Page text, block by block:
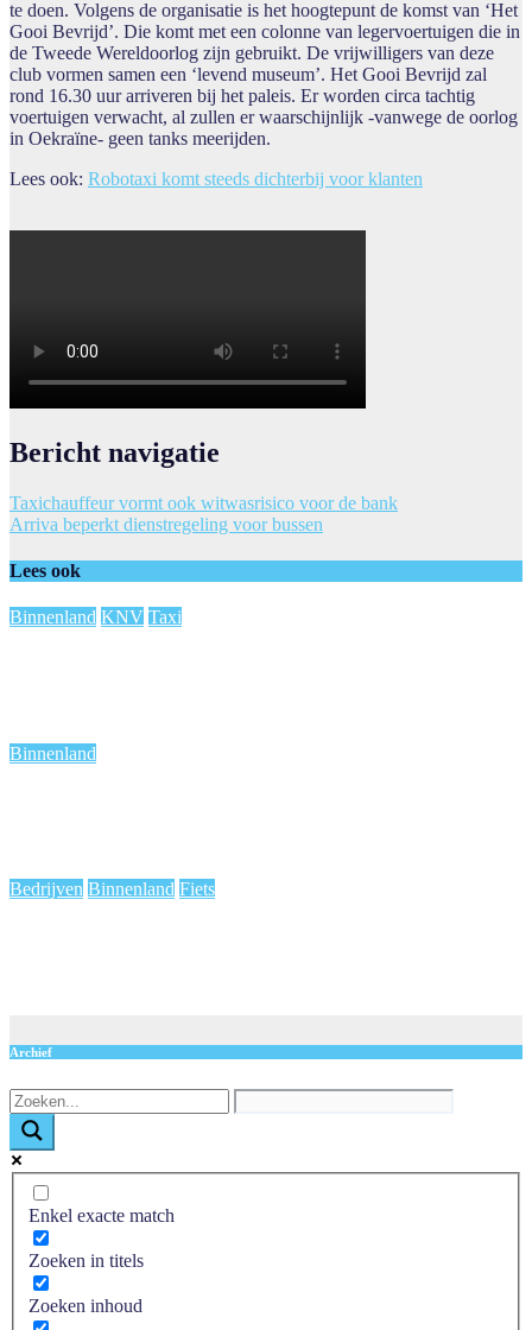
te doen. Volgens de organisatie is het hoogtepunt de komst van ‘Het
Gooi Bevrijd’. Die komt met een colonne van legervoertuigen die in
de Tweede Wereldoorlog zijn gebruikt. De vrijwilligers van deze
club vormen samen een ‘levend museum’. Het Gooi Bevrijd zal
rond 16.30 uur arriveren bij het paleis. Er worden circa tachtig
voertuigen verwacht, al zullen er waarschijnlijk -vanwege de oorlog
in Oekraïne- geen tanks meerijden.
Lees ook: Robotaxi komt steeds dichterbij voor klanten
Bericht navigatie
Taxichauffeur vormt ook witwasrisico voor de bank
Arriva beperkt dienstregeling voor bussen
Lees ook
Binnenland KNV Taxi
Binnenland
Bedrijven Binnenland Fiets
Archief
Enkel exacte match
Zoeken in titels
Zoeken inhoud